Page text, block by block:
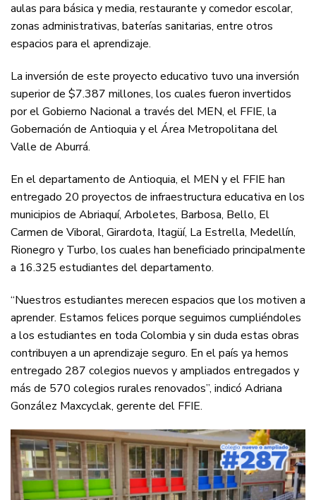
aulas para básica y media, restaurante y comedor escolar,
zonas administrativas, baterías sanitarias, entre otros
espacios para el aprendizaje.
La inversión de este proyecto educativo tuvo una inversión
superior de $7.387 millones, los cuales fueron invertidos
por el Gobierno Nacional a través del MEN, el FFIE, la
Gobernación de Antioquia y el Área Metropolitana del
Valle de Aburrá.
En el departamento de Antioquia, el MEN y el FFIE han
entregado 20 proyectos de infraestructura educativa en los
municipios de Abriaquí, Arboletes, Barbosa, Bello, El
Carmen de Viboral, Girardota, Itagüí, La Estrella, Medellín,
Rionegro y Turbo, los cuales han beneficiado principalmente
a 16.325 estudiantes del departamento.
“Nuestros estudiantes merecen espacios que los motiven a
aprender. Estamos felices porque seguimos cumpliéndoles
a los estudiantes en toda Colombia y sin duda estas obras
contribuyen a un aprendizaje seguro. En el país ya hemos
entregado 287 colegios nuevos y ampliados entregados y
más de 570 colegios rurales renovados”, indicó Adriana
González Maxcyclak, gerente del FFIE.